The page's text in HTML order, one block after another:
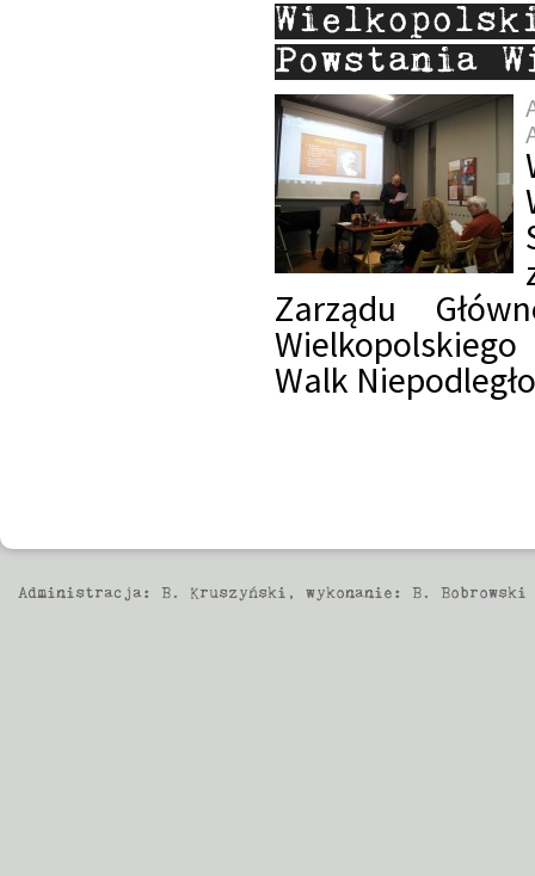
Powstania
Zarządu
Walk
Administracja: B. Kruszyński , wykonanie: B. Bobrowski